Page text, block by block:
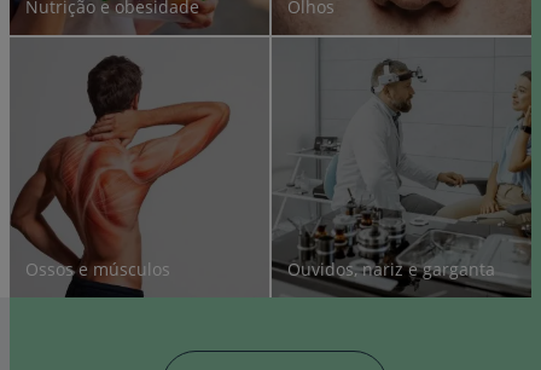
Nutrição e obesidade Olhos
Ossos e músculos Ouvidos, nariz e garganta